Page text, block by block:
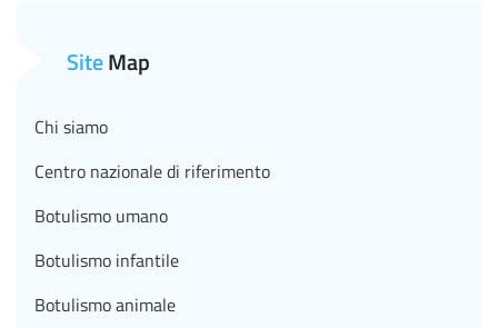
SiteMap
Chi siamo
Centro nazionale di riferimento
Botulismo umano
Botulismo infantile
Botulismo animale